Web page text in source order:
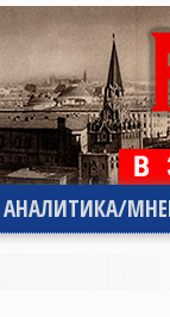
АНАЛИТИКА/